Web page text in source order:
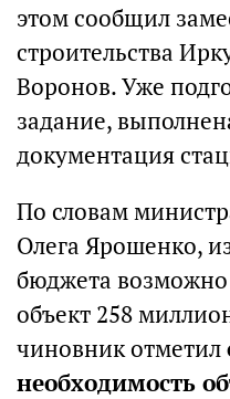
этом сообщил
строительства
Воронов. Уже
задание,
документация
По словам
Олега Ярошенко,
бюджета
объект 258
чиновник отметил
необходимость